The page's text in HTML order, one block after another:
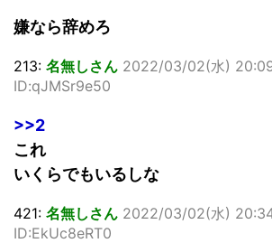
嫌なら辞めろ
213: 名無しさん 2022/03/02(水)
ID:qJMSr9e50
>>2
これ
いくらでもいるしな
421: 名無しさん 2022/03/02(水)
ID:EkUc8eRT0